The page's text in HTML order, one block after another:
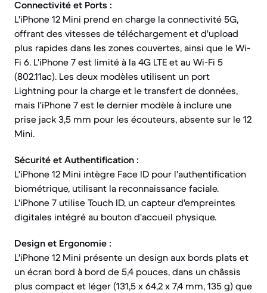
Connectivité et Ports :
L'iPhone 12 Mini prend en charge la connectivité 5G,
offrant des vitesses de téléchargement et d'upload
plus rapides dans les zones couvertes, ainsi que le Wi-
Fi 6. L'iPhone 7 est limité à la 4G LTE et au Wi-Fi 5
(802.11ac). Les deux modèles utilisent un port
Lightning pour la charge et le transfert de données,
mais l'iPhone 7 est le dernier modèle à inclure une
prise jack 3,5 mm pour les écouteurs, absente sur le 12
Mini.
Sécurité et Authentification :
L'iPhone 12 Mini intègre Face ID pour l'authentification
biométrique, utilisant la reconnaissance faciale.
L'iPhone 7 utilise Touch ID, un capteur d'empreintes
digitales intégré au bouton d'accueil physique.
Design et Ergonomie :
L'iPhone 12 Mini présente un design aux bords plats et
un écran bord à bord de 5,4 pouces, dans un châssis
plus compact et léger (131,5 x 64,2 x 7,4 mm, 135 g) que